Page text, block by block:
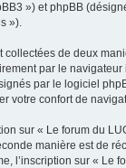
») et phpBB
»).
collectées de deux
par le
par le logiciel
votre confort de
sur « Le forum du
manière est de
l’inscription sur « Le